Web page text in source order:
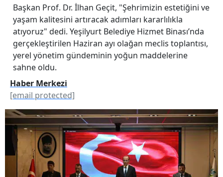
Başkan Prof. Dr. İlhan Geçit, "Şehrimizin estetiğini ve
yaşam kalitesini artıracak adımları kararlılıkla
atıyoruz" dedi. Yeşilyurt Belediye Hizmet Binası’nda
gerçekleştirilen Haziran ayı olağan meclis toplantısı,
yerel yönetim gündeminin yoğun maddelerine
sahne oldu.
Haber Merkezi
[email protected]